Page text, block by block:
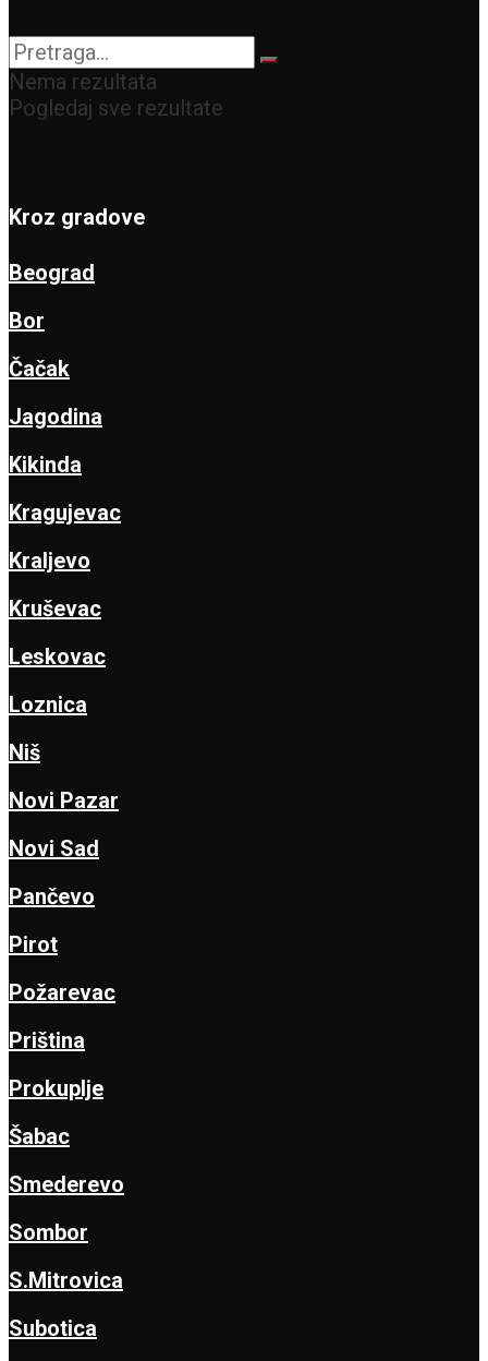
pozicijama!
Nema rezultata
Pogledaj sve rezultate
Kroz gradove
Beograd
Bor
Čačak
Jagodina
Kikinda
Kragujevac
Kraljevo
Kruševac
Leskovac
Loznica
Niš
Novi Pazar
Novi Sad
Pančevo
Pirot
Požarevac
Priština
Prokuplje
Šabac
Smederevo
Sombor
S.Mitrovica
Subotica